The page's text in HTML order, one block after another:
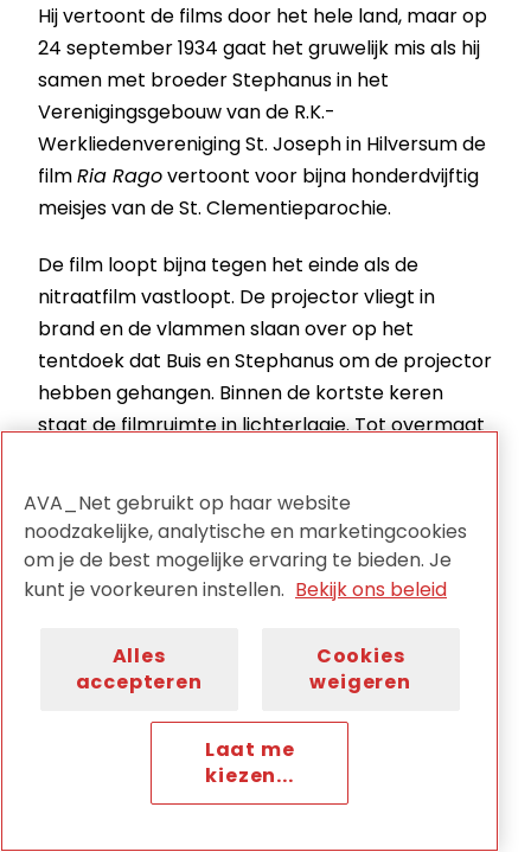
Hij vertoont de films door het hele land, maar op
24 september 1934 gaat het gruwelijk mis als hij
samen met broeder Stephanus in het
Verenigingsgebouw van de R.K.-
Werkliedenvereniging St. Joseph in Hilversum de
filmRia Ragovertoont voor bijna honderdvijftig
meisjes van de St. Clementieparochie.
De film loopt bijna tegen het einde als de
nitraatfilm vastloopt. De projector vliegt in
brand en de vlammen slaan over op het
tentdoek dat Buis en Stephanus om de projector
hebben gehangen. Binnen de kortste keren
staat de filmruimte in lichterlaaie. Tot overmaat
kunnen geen kant op. Ze roepen om hulp,
omstanders slaan van buitenaf de ruiten in,
maar dit wakkert het vuur alleen maar verder
aan. Buis doet er alles aan om zoveel mogelijk
hij door een raam naar buiten. De ramp eist drie
doden en 23 zwaargewonden, onder wie Simon
AVA_Net gebruikt op haar website
noodzakelijke, analytische en marketingcookies
om je de best mogelijke ervaring te bieden. Je
kunt je voorkeuren instellen. Bekijk ons beleid
Alles
accepteren
Cookies
weigeren
Laat me
kiezen...